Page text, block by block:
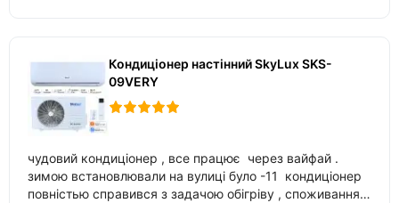
Кондиціонер настінний SkyLux SKS-
09VERY
чудовий кондиціонер , все працює через вайфай .
зимою встановлювали на вулиці було -11 кондиціонер
повністью справився з задачою обігріву , споживання